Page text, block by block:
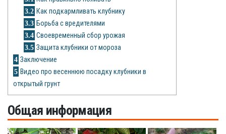
Рецепты
О сайте
3.2 Как подкармливать клубнику
3.3 Борьба с вредителями
3.4 Своевременный сбор урожая
3.5 Защита клубники от мороза
4 Заключение
5 Видео про весеннюю посадку клубники в
открытый грунт
Общая информация